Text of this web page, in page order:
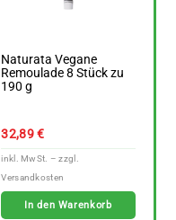
Naturata Vegane
Remoulade 8 Stück zu
190 g
32,89€
In den Warenkorb